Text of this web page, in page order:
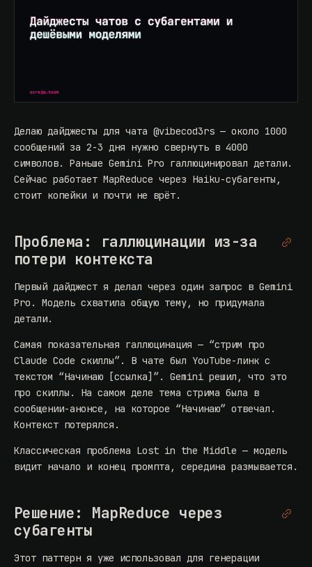
Делаю дайджесты для чата @vibecod3rs — около 1000
сообщений за 2-3 дня нужно свернуть в 4000
символов. Раньше Gemini Pro галлюцинировал детали.
Сейчас работает MapReduce через Haiku-субагенты,
стоит копейки и почти не врёт.
Проблема: галлюцинации из-за
потери контекста
Первый дайджест я делал через один запрос в Gemini
Pro. Модель схватила общую тему, но придумала
детали.
Самая показательная галлюцинация — “стрим про
Claude Code скиллы”. В чате был YouTube-линк с
текстом “Начинаю [ссылка]”. Gemini решил, что это
про скиллы. На самом деле тема стрима была в
сообщении-анонсе, на которое “Начинаю” отвечал.
Контекст потерялся.
Классическая проблема Lost in the Middle — модель
видит начало и конец промпта, середина размывается.
Решение: MapReduce через
субагенты
Этот паттерн я уже использовал для генерации